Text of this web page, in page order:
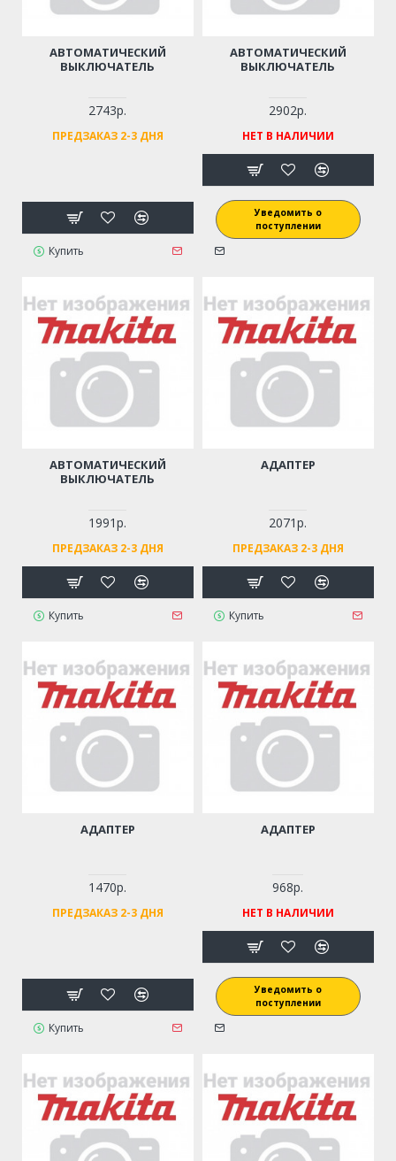
АВТОМАТИЧЕСКИЙ
ВЫКЛЮЧАТЕЛЬ
2743р.
ПРЕДЗАКАЗ 2-3 ДНЯ
Купить
АВТОМАТИЧЕСКИЙ
ВЫКЛЮЧАТЕЛЬ
2902р.
НЕТ В НАЛИЧИИ
Уведомить о
поступлении
АВТОМАТИЧЕСКИЙ
ВЫКЛЮЧАТЕЛЬ
1991р.
ПРЕДЗАКАЗ 2-3 ДНЯ
Купить
АДАПТЕР
2071р.
ПРЕДЗАКАЗ 2-3 ДНЯ
Купить
АДАПТЕР
1470р.
ПРЕДЗАКАЗ 2-3 ДНЯ
Купить
АДАПТЕР
968р.
НЕТ В НАЛИЧИИ
Уведомить о
поступлении